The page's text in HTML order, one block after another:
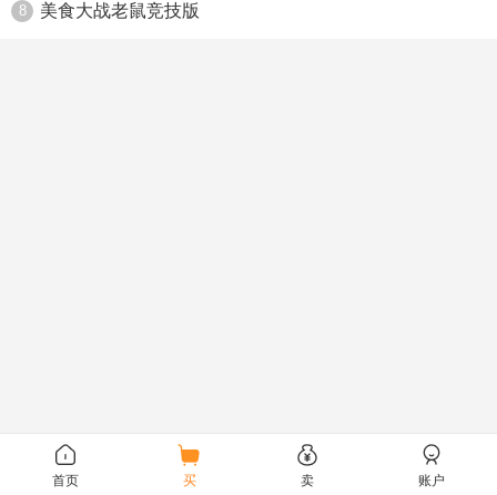
8 美食大战老鼠竞技版
首页 买 卖 账户